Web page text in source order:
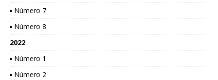
▪ Número 7
▪ Número 8
2022
▪ Número 1
▪ Número 2